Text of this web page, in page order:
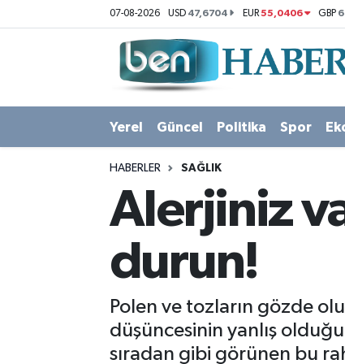
07-08-2026 USD 47,6704 EUR55,0406 GBP
Yerel Güncel Politika Spor
HABERLER SAĞLIK
Alerjiniz
durun!
Polen ve tozların gözde
düşüncesinin yanlış
sıradan gibi görünen bu
Politika
Kültür Sanat
Hava Durumu
Süper Lig Puan Durumu ve Fikstür
Son Dakika Haberleri
Haber Arşivi